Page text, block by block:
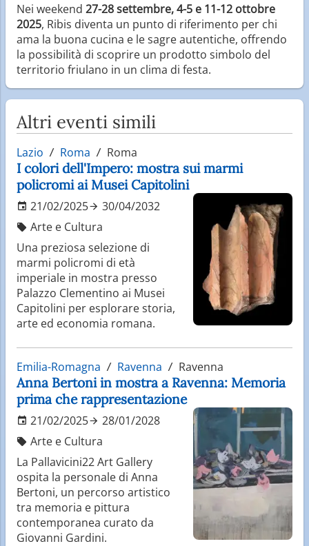
Nei weekend 27-28 settembre, 4-5 e 11-12 ottobre
2025, Ribis diventa un punto di riferimento per chi
ama la buona cucina e le sagre autentiche, offrendo
la possibilità di scoprire un prodotto simbolo del
territorio friulano in un clima di festa.
Altri eventi simili
Lazio Roma Roma
I colori dell'Impero: mostra sui marmi
policromi ai Musei Capitolini
21/02/2025
30/04/2032
Arte e Cultura
Una preziosa selezione di
marmi policromi di età
imperiale in mostra presso
Palazzo Clementino ai Musei
Capitolini per esplorare storia,
arte ed economia romana.
Emilia-Romagna Ravenna Ravenna
Anna Bertoni in mostra a Ravenna: Memoria
prima che rappresentazione
21/02/2025
28/01/2028
Arte e Cultura
La Pallavicini22 Art Gallery
ospita la personale di Anna
Bertoni, un percorso artistico
tra memoria e pittura
contemporanea curato da
Giovanni Gardini.